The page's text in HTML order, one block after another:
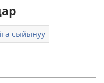
сыйынуу